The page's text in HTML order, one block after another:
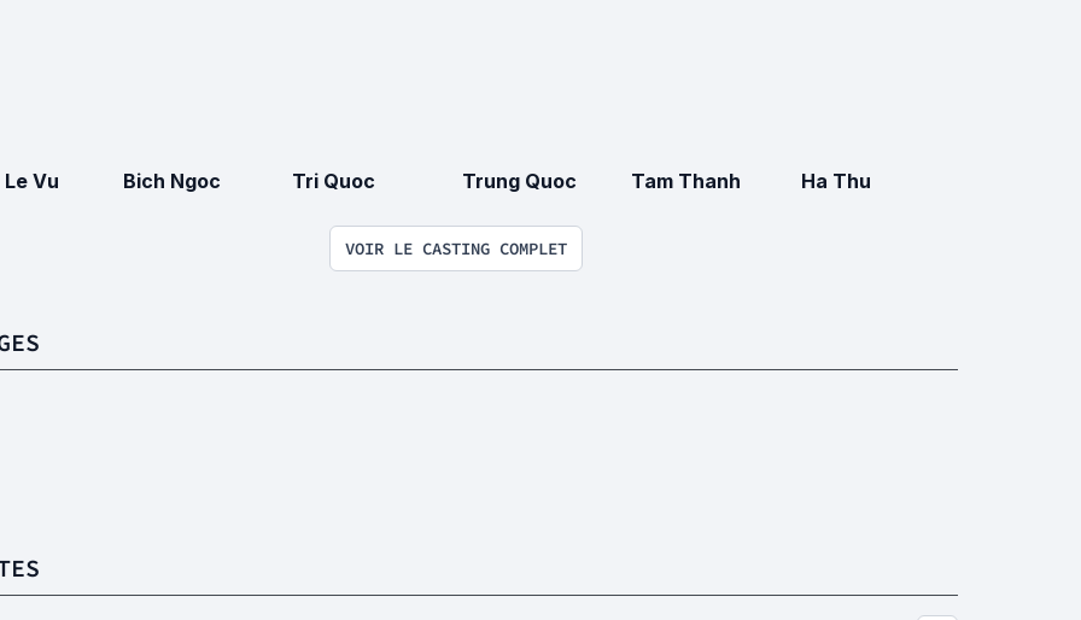
Vu Bich Ngoc Tri Quoc Trung Quoc Tam Thanh Ha Thu
VOIR LE CASTING COMPLET